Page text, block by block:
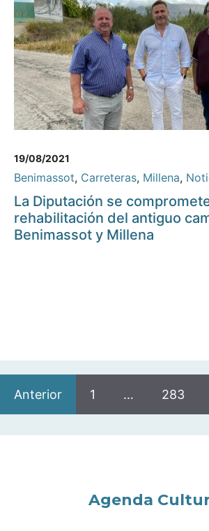
19/08/2021
Benimassot, Carreteras, Millena,
La Diputación se
rehabilitación del antiguo
Benimassot y Millena
Anterior 1 … 283
Agenda